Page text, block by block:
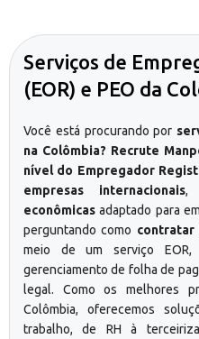
Serviços de
(EOR) e PEO da
Você está procurando por
na Colômbia? Recrute
nível do Empregador
empresas internacionais,
econômicas adaptado para
perguntando como contratar
meio de um serviço EOR,
gerenciamento de folha de
legal. Como os melhores
Colômbia, oferecemos
trabalho, de RH à